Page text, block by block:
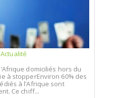
Actualité
domiciliés hors du
à stopperEnviron 60% des
à l’Afrique sont
Ce chiff...